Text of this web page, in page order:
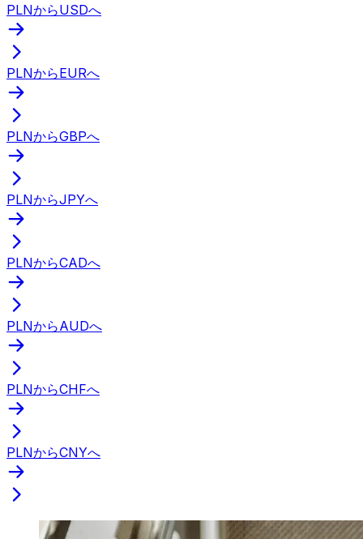
PLNからUSDへ
PLNからEURへ
PLNからGBPへ
PLNからJPYへ
PLNからCADへ
PLNからAUDへ
PLNからCHFへ
PLNからCNYへ